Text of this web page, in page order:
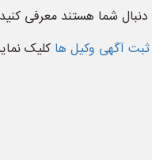
دنبال شما هستند معرفی
آگهی وکیل ها کلیک